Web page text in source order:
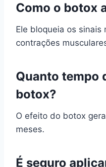
Como o botox
Ele bloqueia os sinais
contrações
Quanto tempo
botox?
O efeito do botox
meses.
É seguro